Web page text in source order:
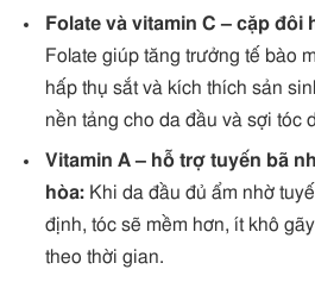
Folate và vitamin C – cặp đôi
Folate giúp tăng trưởng tế bào
hấp thụ sắt và kích thích sản
nền tảng cho da đầu và sợi tóc
Vitamin A – hỗ trợ tuyến bã
hòa: Khi da đầu đủ ẩm nhờ
định, tóc sẽ mềm hơn, ít khô
theo thời gian.